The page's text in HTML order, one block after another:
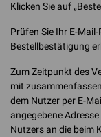
Klicken Sie auf
Prüfen Sie Ihr E-
Bestellbestätigung
Zum Zeitpunkt des
mit
dem Nutzer per E-
angegebene
Nutzers an die beim